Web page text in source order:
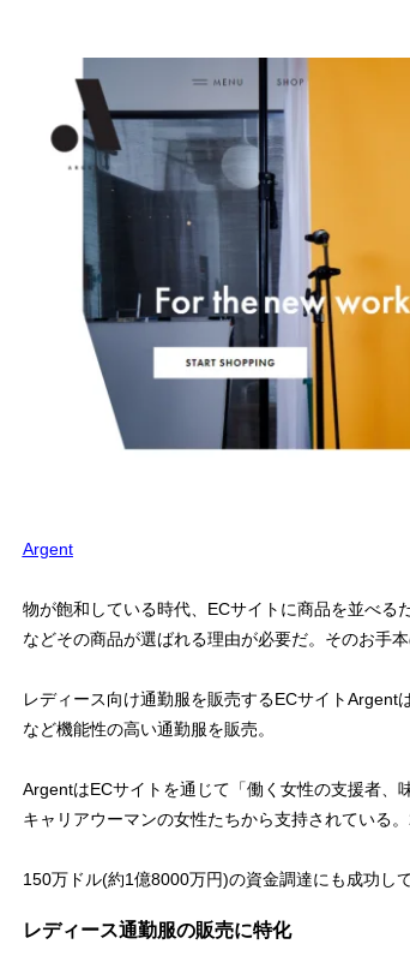
Argent
物が飽和している時代、ECサイトに商品を並べる
などその商品が選ばれる理由が必要だ。そのお手
レディース向け通勤服を販売するECサイトArgent
など機能性の高い通勤服を販売。
ArgentはECサイトを通じて「働く女性の支援者、
キャリアウーマンの女性たちから支持されている。
150万ドル(約1億8000万円)の資金調達にも成功し
レディース通勤服の販売に特化